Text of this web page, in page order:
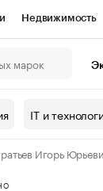
Недвижимость
контрагентов
IT и
Игорь